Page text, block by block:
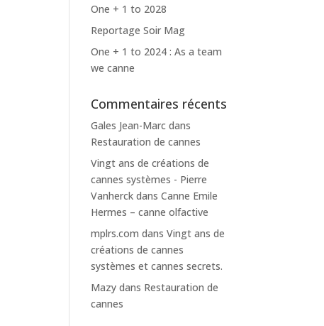
One + 1 to 2028
Reportage Soir Mag
One + 1 to 2024 : As a team
we canne
Commentaires récents
Gales Jean-Marc dans
Restauration de cannes
Vingt ans de créations de
cannes systèmes - Pierre
Vanherck dansCanne Emile
Hermes – canne olfactive
mplrs.com dansVingt ans de
créations de cannes
systèmes et cannes secrets.
Mazy dans Restauration de
cannes